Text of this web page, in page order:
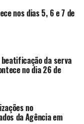
nos dias 5, 6 e 7 de
da serva
no dia 26 de
no
da Agência em